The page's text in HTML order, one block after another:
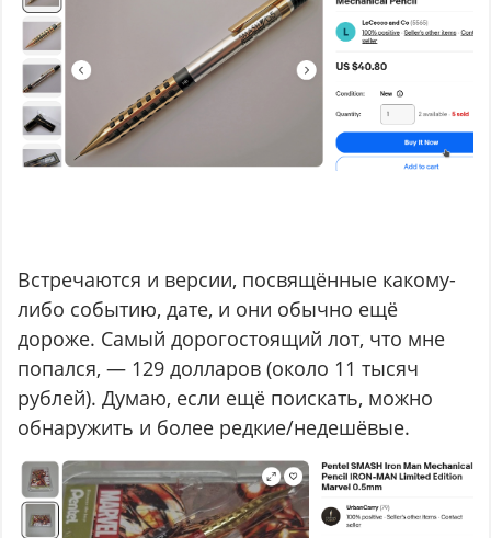
Встречаются и версии, посвящённые какому-
либо событию, дате, и они обычно ещё
дороже. Самый дорогостоящий лот, что мне
попался, — 129 долларов (около 11 тысяч
рублей). Думаю, если ещё поискать, можно
обнаружить и более редкие/недешёвые.